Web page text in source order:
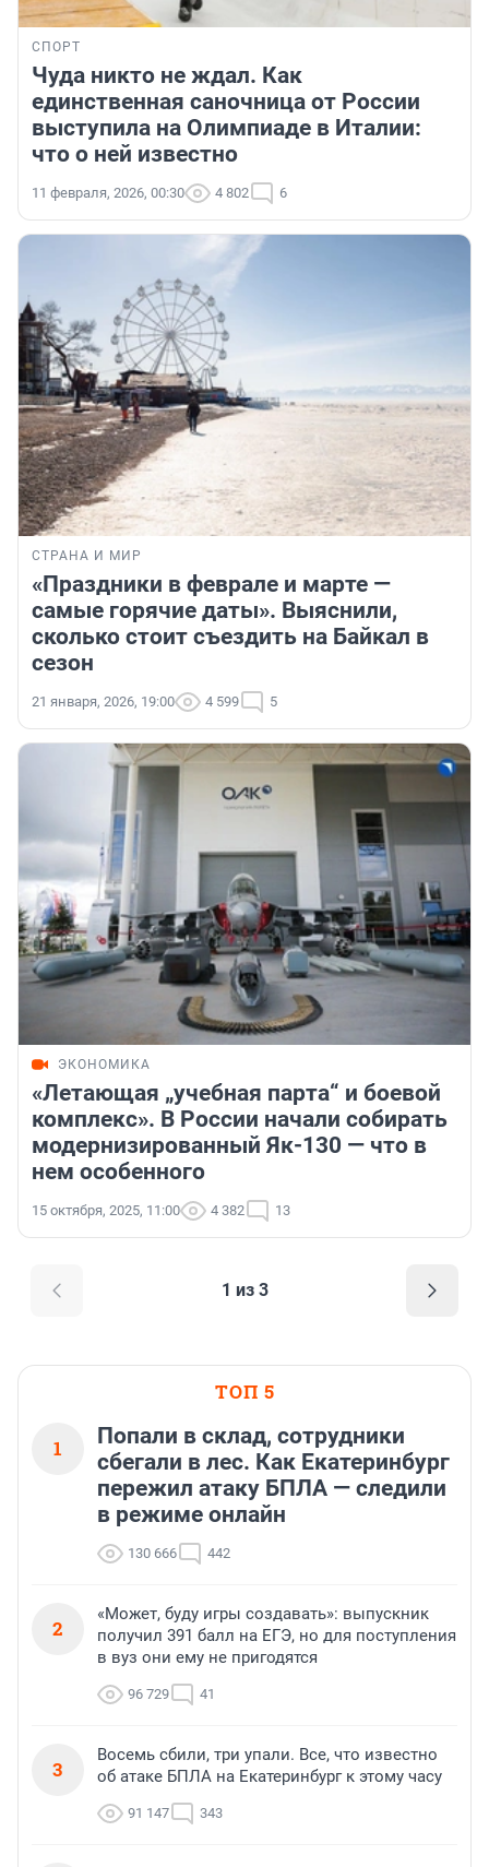
СПОРТ
Чуда никто не ждал. Как
единственная саночница от России
выступила на Олимпиаде в Италии:
что о ней известно
11 февраля, 2026, 00:30 4 802 6
СТРАНА И МИР
«Праздники в феврале и марте —
самые горячие даты». Выяснили,
сколько стоит съездить на Байкал в
сезон
21 января, 2026, 19:00 4 599 5
ЭКОНОМИКА
«Летающая „учебная парта“ и боевой
комплекс». В России начали собирать
модернизированный Як-130 — что в
нем особенного
15 октября, 2025, 11:00 4 382 13
1 из 3
ТОП 5
1
Попали в склад, сотрудники
сбегали в лес. Как Екатеринбург
пережил атаку БПЛА — следили
в режиме онлайн
130 666 442
2
«Может, буду игры создавать»: выпускник
получил 391 балл на ЕГЭ, но для поступления
в вуз они ему не пригодятся
96 729 41
3
Восемь сбили, три упали. Все, что известно
об атаке БПЛА на Екатеринбург к этому часу
91 147 343